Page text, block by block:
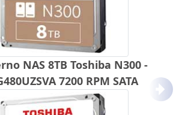
NAS 8TB Toshiba N300 -
7200 RPM SATA